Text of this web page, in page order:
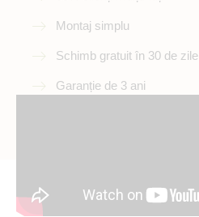
Montaj simplu
Schimb gratuit în 30 de zile
Garanție de 3 ani